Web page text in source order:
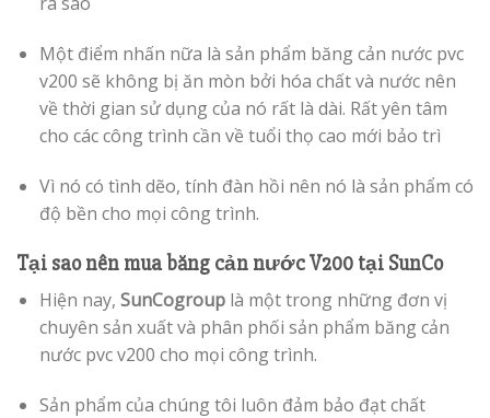
Một điểm nhấn nữa là sản phẩm băng cản nước pvc
v200 sẽ không bị ăn mòn bởi hóa chất và nước nên
về thời gian sử dụng của nó rất là dài. Rất yên tâm
cho các công trình cần về tuổi thọ cao mới bảo trì
Vì nó có tình dẽo, tính đàn hồi nên nó là sản phẩm có
độ bền cho mọi công trình.
Tại sao nên mua băng cản nước V200 tại SunCo
Hiện nay, SunCogrouplà một trong những đơn vị
chuyên sản xuất và phân phối sản phẩm băng cản
nước pvc v200 cho mọi công trình.
Sản phẩm của chúng tôi luôn đảm bảo đạt chất